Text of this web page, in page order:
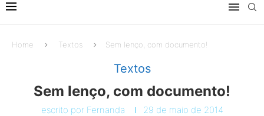
Home Textos Sem lenço, com documento!
Textos
Sem lenço, com documento!
escrito por Fernanda 29 de maio de 2014